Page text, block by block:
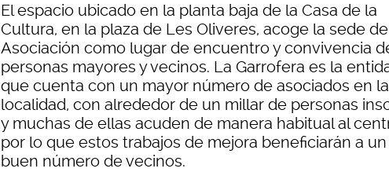
El espacio ubicado en la planta baja de la Casa de la
Cultura, en la plaza de Les Oliveres, acoge la sede
Asociación como lugar de encuentro y convivencia
personas mayores y vecinos. La Garrofera es la
que cuenta con un mayor número de asociados en la
localidad, con alrededor de un millar de personas
y muchas de ellas acuden de manera habitual al
por lo que estos trabajos de mejora beneficiarán a un
buen número de vecinos.